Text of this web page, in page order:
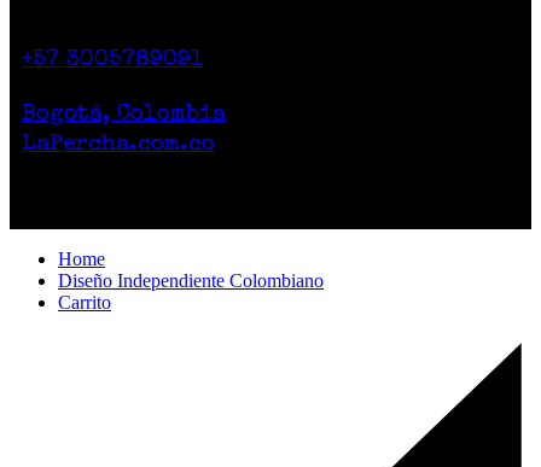
+57 3005789091
Bogotá, Colombia
LaPercha.com.co
Home
Diseño Independiente Colombiano
Carrito